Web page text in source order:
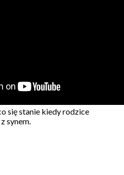
się stanie kiedy rodzice
synem.